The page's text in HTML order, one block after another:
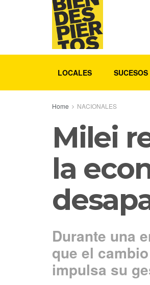
LOCALES SUCESOS
Home NACIONALES
Milei
la
Durante una
que el
impulsa su